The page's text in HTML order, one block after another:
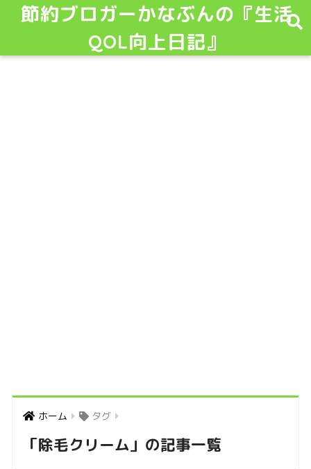
節約ブロガーかなぶんの『生活
QOL向上日記』
ホーム タグ
「除毛クリーム」の記事一覧